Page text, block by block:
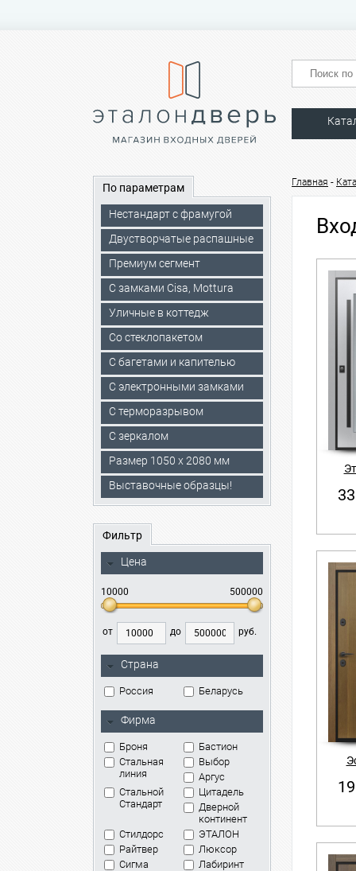
По параметрам
Нестандарт с фрамугой
Двустворчатые распашные
Премиум сегмент
C замками Cisa, Mottura
Уличные в коттедж
Со стеклопакетом
С багетами и капителью
C электронными замками
С терморазрывом
С зеркалом
Размер 1050 х 2080 мм
Выставочные образцы!
Фильтр
Цена
10000 500000
от до руб.
Страна
Россия Беларусь
Фирма
Броня
Бастион
Стальная
линия
Выбор
Аргус
Стальной
Стандарт
Цитадель
Дверной
континент
Стилдорс
ЭТАЛОН
Райтвер
Люксор
Сигма
Лабиринт
Главная -